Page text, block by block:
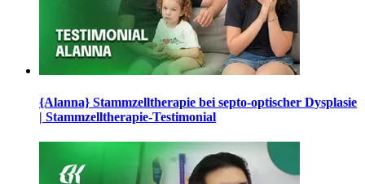
{Alanna} Stammzelltherapie bei septo-optischer Dysplasie
| Stammzelltherapie-Testimonial